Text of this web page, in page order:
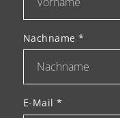
Nachname*
E-Mail*